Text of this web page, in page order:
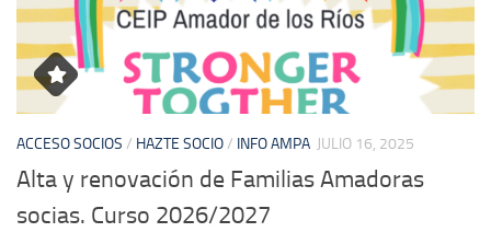
ACCESO SOCIOS / HAZTE SOCIO/ INFO AMPA JULIO 16, 2025
Alta y renovación de Familias Amadoras
socias. Curso 2026/2027